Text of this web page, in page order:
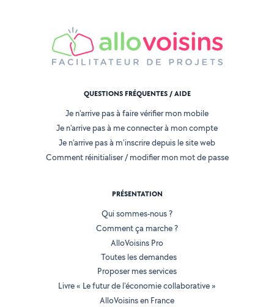
QUESTIONS FRÉQUENTES / AIDE
Je n'arrive pas à faire vérifier mon mobile
Je n'arrive pas à me connecter à mon compte
Je n'arrive pas à m'inscrire depuis le site web
Comment réinitialiser / modifier mon mot de passe
PRÉSENTATION
Qui sommes-nous ?
Comment ça marche ?
AlloVoisins Pro
Toutes les demandes
Proposer mes services
Livre « Le futur de l'économie collaborative »
AlloVoisins en France